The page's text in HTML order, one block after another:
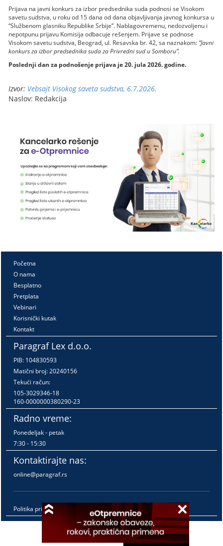
Prijava na javni konkurs za izbor predsednika suda podnosi se Visokom
savetu sudstva, u roku od 15 dana od dana objavljivanja javnog konkursa u
“Službenom glasniku Republike Srbije”. Nablagovremenu, nedozvoljenu i
nepotpunu prijavu Komisija odbacuje rešenjem. Prijave se podnose
Visokom savetu sudstva, Beograd, ul. Resavska br. 42, sa naznakom: “Javni
konkurs za izbor predsednika suda za Privredni sud u Somboru”.
Poslednji dan za podnošenje prijava je 20. jula 2026. godine.
Izvor: Vebsajt Visokog saveta sudstva, 6.7.2026.
Naslov: Redakcija
Početna
O nama
Besplatno
Pretplata
Vebinari
Korisnički kutak
Kontakt
Paragraf Lex d.o.o.
PIB: 104830593
Matični broj: 20240156
Tekući račun:
105-3029346-18
160-0000000380290-23
Radno vreme:
Ponedeljak - petak
7:30 - 15:30
Kontaktirajte nas:
online@paragraf.rs
Politika privatnosti